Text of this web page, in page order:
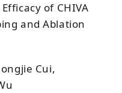
of CHIVA
and Ablation
Cui,